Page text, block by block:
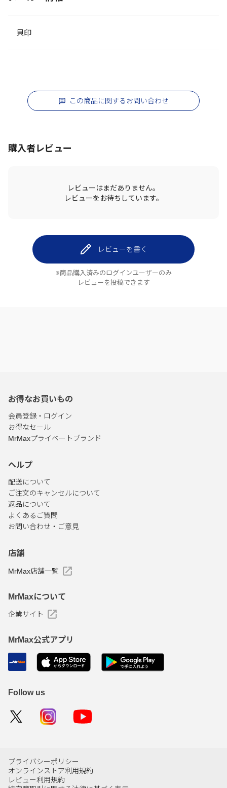
貝印
この商品に関するお問い合わせ
購入者レビュー
レビューはまだありません。
レビューをお待ちしています。
レビューを書く
※商品購入済みのログインユーザーのみ
レビューを投稿できます
お得なお買いもの
会員登録・ログイン
お得なセール
MrMaxプライベートブランド
ヘルプ
配送について
ご注文のキャンセルについて
返品について
よくあるご質問
お問い合わせ・ご意見
店舗
MrMax店舗一覧
MrMaxについて
企業サイト
MrMax公式アプリ
Follow us
プライバシーポリシー
オンラインストア利用規約
レビュー利用規約